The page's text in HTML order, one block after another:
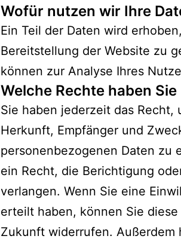
Wofür nutzen wir Ihre
Ein Teil der Daten wird
Bereitstellung der Website zu
können zur Analyse Ihres
Welche Rechte haben
Sie haben jederzeit das
Herkunft, Empfänger und
personenbezogenen Daten zu
ein Recht, die Berichtigung
verlangen. Wenn Sie eine
erteilt haben, können Sie
Zukunft widerrufen. Außerdem